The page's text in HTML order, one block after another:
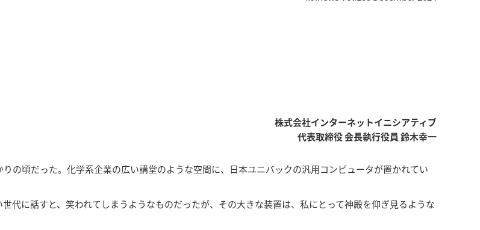
株式会社インターネットイニシアティブ
代表取締役 会長執行役員 鈴木幸一
の頃だった。化学系企業の広い講堂のような空間に、日本ユニバックの汎用コンピュータが置かれてい
代に話すと、笑われてしまうようなものだったが、その大きな装置は、私にとって神殿を仰ぎ見るような